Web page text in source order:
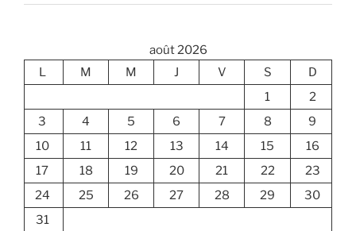
août 2026
L
M M J V S
D
1
2
3
4 5 6 7 8
9
10
11 12 13 14 15
16
17
18 19 20 21 22
23
24
25 26 27 28 29
30
31